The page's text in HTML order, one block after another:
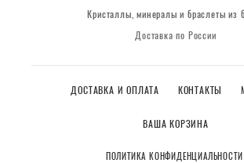
Кристаллы, минералы и браслеты из
Доставка по России
ДОСТАВКА И ОПЛАТА КОНТАКТЫ
ВАША КОРЗИНА
ПОЛИТИКА КОНФИДЕНЦИАЛЬНОСТИ